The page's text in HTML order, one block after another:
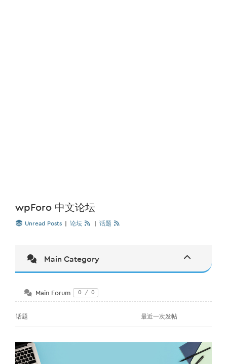
wpForo 中文论坛
Unread Posts 论坛 话题
Main Category
Main Forum 0 / 0
话题 最近一次发帖